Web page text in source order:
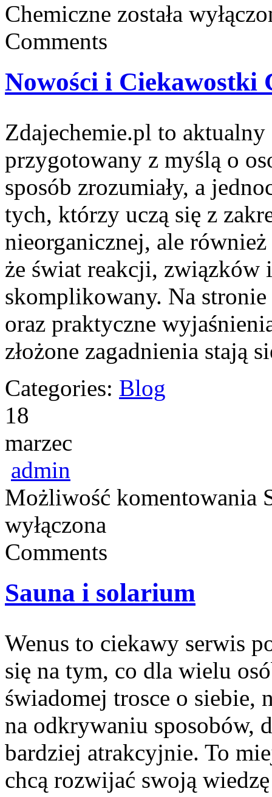
Chemiczne została
Comments
Nowości i Ciekawostki
Zdajechemie.pl to
przygotowany z myślą o
sposób zrozumiały, a
tych, którzy uczą się z
nieorganicznej, ale
że świat reakcji, związków
skomplikowany. Na
oraz praktyczne
złożone zagadnienia stają
Categories: Blog
18
marzec
admin
Możliwość komentowania
wyłączona
Comments
Sauna i solarium
Wenus to ciekawy serwis
się na tym, co dla wielu
świadomej trosce o siebie,
na odkrywaniu sposobów,
bardziej atrakcyjnie. To
chcą rozwijać swoją